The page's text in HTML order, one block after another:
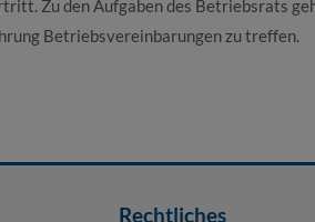
Zu den Aufgaben des Betriebsrats
Betriebsvereinbarungen zu treffen.
Rechtliches